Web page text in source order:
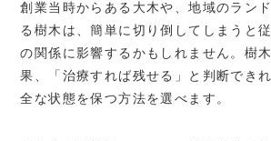
創業当時からある大木や、地域のラン
る樹木は、簡単に切り倒してしまうと
の関係に影響するかもしれません。樹
果、「治療すれば残せる」と判断でき
全な状態を保つ方法を選べます。